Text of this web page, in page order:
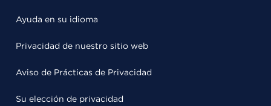
Ayuda en su idioma
Privacidad de nuestro sitio web
Aviso de Prácticas de Privacidad
Su elección de privacidad